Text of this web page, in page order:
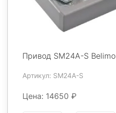
Привод SM24A-S Belimo
Артикул: SM24A-S
Цена: 14650 ₽